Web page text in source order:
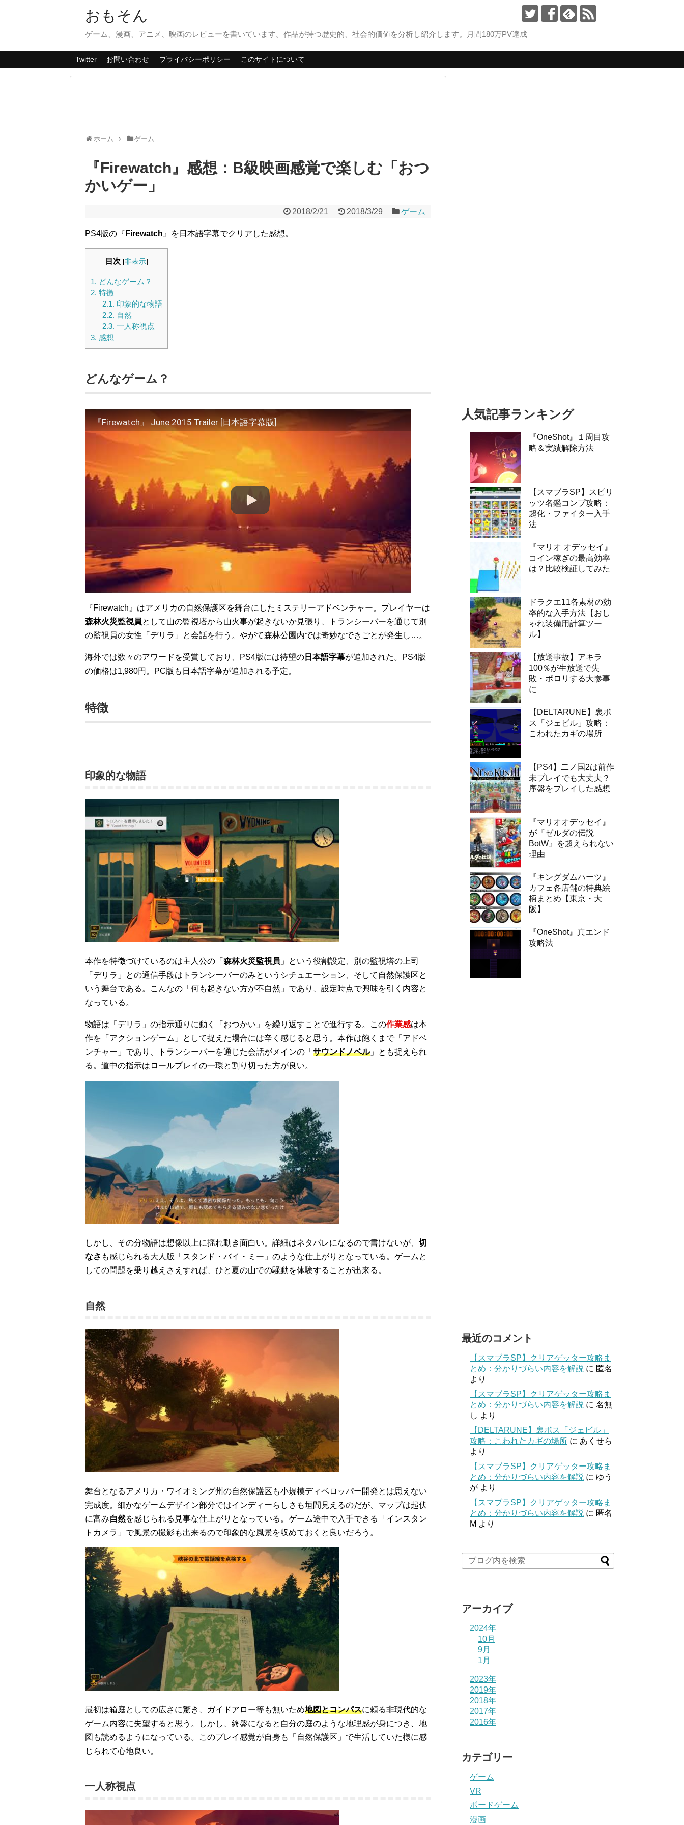
おもそん
ゲーム、漫画、アニメ、映画のレビューを書いています。作品が持つ歴史的、社会的価値を分析し紹介します。月間180万PV達成
Twitter お問い合わせ プライバシーポリシー このサイトについて
ホーム ゲーム
『Firewatch』感想：B級映画感覚で楽しむ「おつ
かいゲー」
2018/2/21 2018/3/29 ゲーム
PS4版の『 Firewatch 』を日本語字幕でクリアした感想。
目次 [非表示]
1. どんなゲーム？
2. 特徴
2.1. 印象的な物語
2.2. 自然
2.3. 一人称視点
3. 感想
どんなゲーム？
『Firewatch』 June 2015 Trailer [日本語字幕版]
『Firewatch』はアメリカの自然保護区を舞台にしたミステリーアドベンチャー。プレイヤーは
森林火災監視員として山の監視塔から山火事が起きないか見張り、トランシーバーを通じて別
の監視員の女性「デリラ」と会話を行う。やがて森林公園内では奇妙なできごとが発生し…。
海外では数々のアワードを受賞しており、PS4版には待望の 日本語字幕が追加された。PS4版
の価格は1,980円。PC版も日本語字幕が追加される予定。
特徴
印象的な物語
本作を特徴づけているのは主人公の「 森林火災監視員 」という役割設定、別の監視塔の上司
「デリラ」との通信手段はトランシーバーのみというシチュエーション、そして自然保護区と
いう舞台である。こんなの「何も起きない方が不自然」であり、設定時点で興味を引く内容と
なっている。
物語は「デリラ」の指示通りに動く「おつかい」を繰り返すことで進行する。この作業感は本
作を「アクションゲーム」として捉えた場合には辛く感じると思う。本作は飽くまで「アドベ
ンチャー」であり、トランシーバーを通じた会話がメインの「 サウンドノベル」とも捉えられ
る。道中の指示はロールプレイの一環と割り切った方が良い。
しかし、その分物語は想像以上に揺れ動き面白い。詳細はネタバレになるので書けないが、 切
なさ も感じられる大人版「スタンド・バイ・ミー」のような仕上がりとなっている。ゲームと
しての問題を乗り越えさえすれば、ひと夏の山での騒動を体験することが出来る。
自然
舞台となるアメリカ・ワイオミング州の自然保護区も小規模ディベロッパー開発とは思えない
完成度。細かなゲームデザイン部分ではインディーらしさも垣間見えるのだが、マップは起伏
に富み自然を感じられる見事な仕上がりとなっている。ゲーム途中で入手できる「インスタン
トカメラ」で風景の撮影も出来るので印象的な風景を収めておくと良いだろう。
最初は箱庭としての広さに驚き、ガイドアロー等も無いため地図とコンパスに頼る非現代的な
ゲーム内容に失望すると思う。しかし、終盤になると自分の庭のような地理感が身につき、地
図も読めるようになっている。このプレイ感覚が自身も「自然保護区」で生活していた様に感
じられて心地良い。
一人称視点
人気記事ランキング
『OneShot』１周目攻
略＆実績解除方法
【スマブラSP】スピリ
ッツ名鑑コンプ攻略：
超化・ファイター入手
法
『マリオ オデッセイ』
コイン稼ぎの最高効率
は？比較検証してみた
ドラクエ11各素材の効
率的な入手方法【おし
ゃれ装備用計算ツー
ル】
【放送事故】アキラ
100％が生放送で失
敗・ポロリする大惨事
に
【DELTARUNE】裏ボ
ス「ジェビル」攻略：
こわれたカギの場所
【PS4】二ノ国2は前作
未プレイでも大丈夫？
序盤をプレイした感想
『マリオオデッセイ』
が『ゼルダの伝説
BotW』を超えられない
理由
『キングダムハーツ』
カフェ各店舗の特典絵
柄まとめ【東京・大
阪】
『OneShot』真エンド
攻略法
最近のコメント
【スマブラSP】クリアゲッター攻略ま
とめ：分かりづらい内容を解説 に 匿名
より
【スマブラSP】クリアゲッター攻略ま
とめ：分かりづらい内容を解説 に 名無
し より
【DELTARUNE】裏ボス「ジェビル」
攻略：こわれたカギの場所 に あくせら
より
【スマブラSP】クリアゲッター攻略ま
とめ：分かりづらい内容を解説 に ゆう
が より
【スマブラSP】クリアゲッター攻略ま
とめ：分かりづらい内容を解説 に 匿名
M より
アーカイブ
2024年
10月
9月
1月
2023年
2019年
2018年
2017年
2016年
カテゴリー
ゲーム
VR
ボードゲーム
漫画